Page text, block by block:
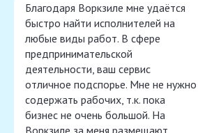
Благодаря Воркзиле мне удаётся
быстро найти исполнителей на
любые виды работ. В сфере
предпринимательской
деятельности, ваш сервис
отличное подспорье. Мне не нужно
содержать рабочих, т.к. пока
бизнес не очень большой. На